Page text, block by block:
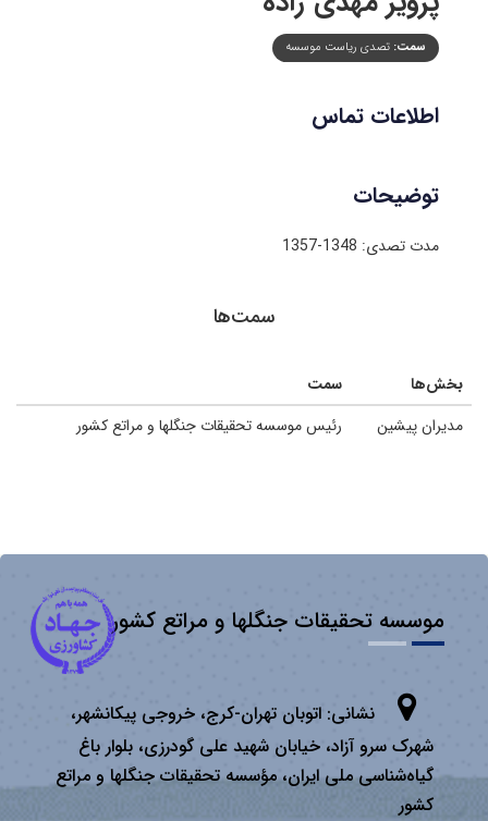
سمت: تصدی ریاست موسسه
اطلاعات تماس
توضیحات
مدت تصدی: 1348-1357
سمت‌ها
بخش‌ها
سمت
مدیران پیشین
رئیس موسسه تحقیقات جنگلها و مراتع کشور
موسسه تحقیقات جنگلها و مراتع کشور
نشانی: اتوبان تهران­-كرج، خروجی پیكانشهر،
شهرک سرو آزاد، خیابان شهید علی گودرزی، بلوار باغ
گیاه‌شناسی ملی ایران، مؤسسه تحقیقات جنگلها و مراتع
كشور